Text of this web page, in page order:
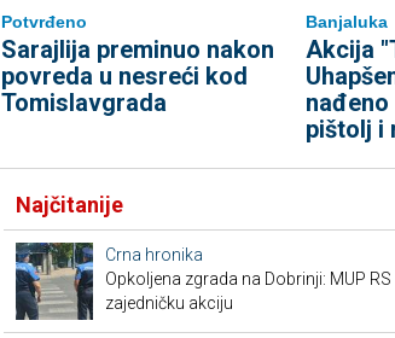
Potvrđeno
Sarajlija preminuo nakon
povreda u nesreći kod
Tomislavgrada
Banjaluka
Akcija
nađeno
pištolj i
Najčitanije
Crna hronika
Opkoljena zgrada na Dobrinji: MUP
zajedničku akciju